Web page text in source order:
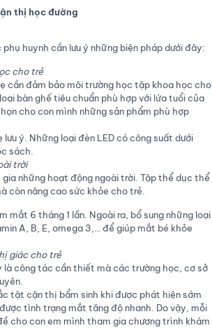
thị học đường
huynh cần lưu ý những biện pháp dưới đây:
cho trẻ
cần đảm bảo môi trường học tập khoa học cho
bàn ghế tiêu chuẩn phù hợp với lứa tuổi của
cho con mình những sản phẩm phù hợp
ý. Những loại đèn LED có công suất dưới
sách.
trời
những hoạt động ngoài trời. Tập thể dục thể
còn nâng cao sức khỏe cho trẻ.
6 tháng 1 lần. Ngoài ra, bổ sung những loại
A, B, E, omega 3,… để giúp mắt bé khỏe
giác cho trẻ
công tác cần thiết mà các trường học, cơ sở
tật cận thị bẩm sinh khi được phát hiện sớm
tình trạng mắt tăng độ nhanh. Do vậy, mỗi
cho con em mình tham gia chương trình khám